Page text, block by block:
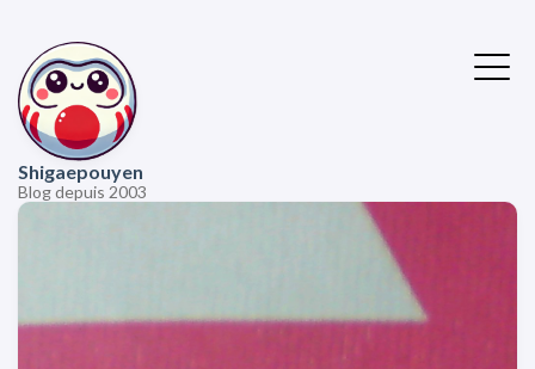
Shigaepouyen
Blog depuis 2003